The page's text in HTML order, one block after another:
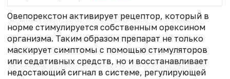
Овепорекстон активирует рецептор, который в
норме стимулируется собственным орексином
организма. Таким образом препарат не только
маскирует симптомы с помощью стимуляторов
или седативных средств, но и восстанавливает
недостающий сигнал в системе, регулирующей